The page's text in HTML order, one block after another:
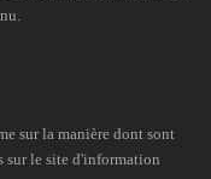
sur la manière dont sont
sur le site d'information